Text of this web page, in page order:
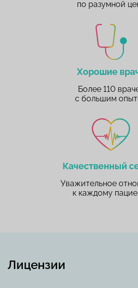
по разумной
Хорошие
Более 110
с большим
Качественный
Уважительное
к каждому
Лицензии